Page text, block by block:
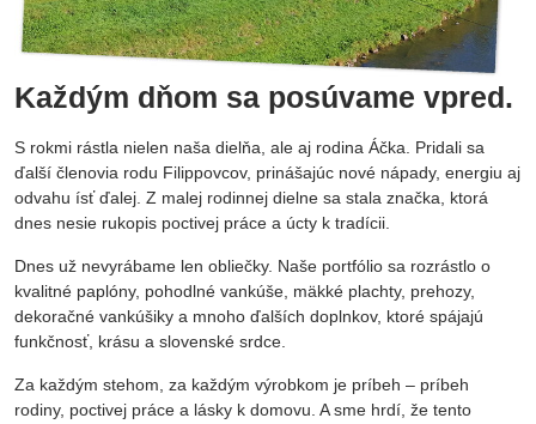
Každým dňom sa posúvame vpred.
S rokmi rástla nielen naša dielňa, ale aj rodina Áčka. Pridali sa
ďalší členovia rodu Filippovcov, prinášajúc nové nápady, energiu aj
odvahu ísť ďalej. Z malej rodinnej dielne sa stala značka, ktorá
dnes nesie rukopis poctivej práce a úcty k tradícii.
Dnes už nevyrábame len obliečky. Naše portfólio sa rozrástlo o
kvalitné paplóny, pohodlné vankúše, mäkké plachty, prehozy,
dekoračné vankúšiky a mnoho ďalších doplnkov, ktoré spájajú
funkčnosť, krásu a slovenské srdce.
Za každým stehom, za každým výrobkom je príbeh – príbeh
rodiny, poctivej práce a lásky k domovu. A sme hrdí, že tento